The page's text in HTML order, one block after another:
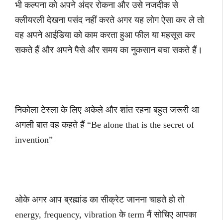
भी कल्पना को अपने अंदर रोकना और उसे नजदीक से
क्लीयरली देखना पसंद नहीं करते अगर यह लोग ऐसा कर ले तो
वह अपने आईडिया को काम करता हुआ फील या महसूस कर
सकते हैं और अपने पैसे और समय का नुकसान बचा सकते हैं।
निकोला टेस्ला के लिए अकेले और शांत रहना बहुत जरूरी था
अगली बात वह कहते हैं “Be alone that is the secret of
invention”
ओके अगर आप ब्रह्मांड का सीक्रेट जानना चाहते हो तो
energy, frequency, vibration के term मैं सोचिए आपका